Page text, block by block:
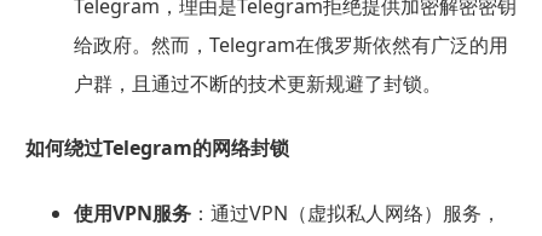
Telegram，理由是Telegram拒绝提供加密解密密钥
给政府。然而，Telegram在俄罗斯依然有广泛的用
户群，且通过不断的技术更新规避了封锁。
如何绕过Telegram的网络封锁
使用VPN服务：通过VPN（虚拟私人网络）服务，